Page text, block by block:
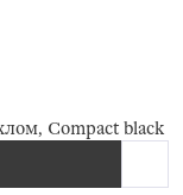
Compact black